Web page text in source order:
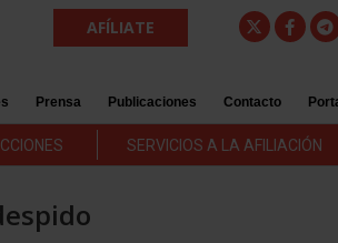
AFÍLIATE
Prensa Publicaciones Contacto
SERVICIOS A LA AFILIACIÓN